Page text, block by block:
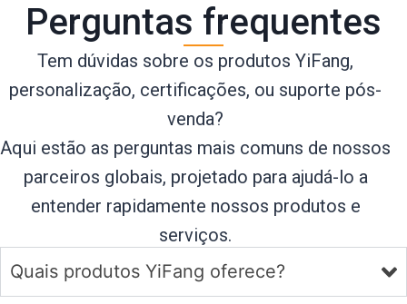
Perguntas frequentes
Tem dúvidas sobre os produtos YiFang,
personalização, certificações, ou suporte pós-
venda?
Aqui estão as perguntas mais comuns de nossos
parceiros globais, projetado para ajudá-lo a
entender rapidamente nossos produtos e
serviços.
Quais produtos YiFang oferece?